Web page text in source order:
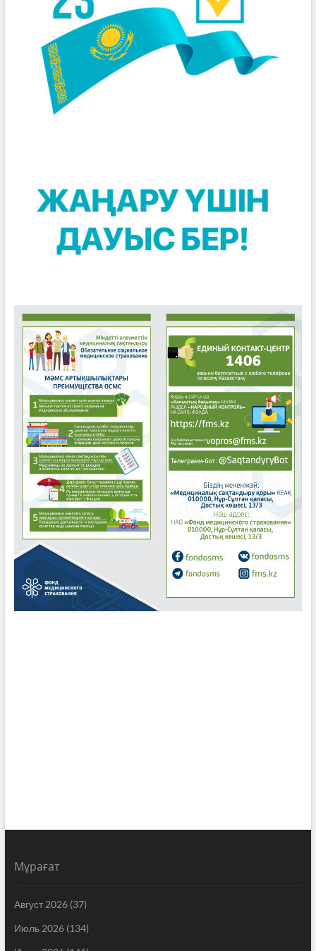
Мұрағат
Август 2026(37)
Июль 2026(134)